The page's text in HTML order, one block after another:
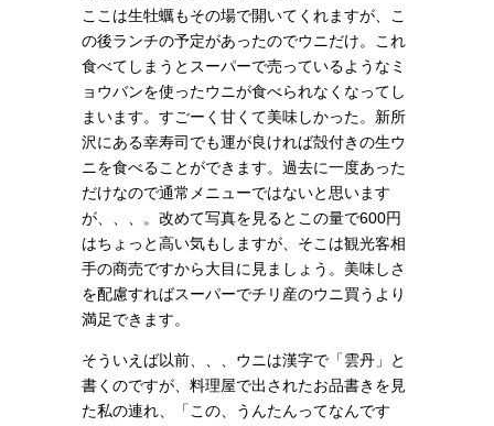
ここは生牡蠣もその場で開いてくれますが、こ
の後ランチの予定があったのでウニだけ。これ
食べてしまうとスーパーで売っているようなミ
ョウバンを使ったウニが食べられなくなってし
まいます。すごーく甘くて美味しかった。新所
沢にある幸寿司でも運が良ければ殻付きの生ウ
ニを食べることができます。過去に一度あった
だけなので通常メニューではないと思います
が、、、。改めて写真を見るとこの量で600円
はちょっと高い気もしますが、そこは観光客相
手の商売ですから大目に見ましょう。美味しさ
を配慮すればスーパーでチリ産のウニ買うより
満足できます。
そういえば以前、、、ウニは漢字で「雲丹」と
書くのですが、料理屋で出されたお品書きを見
た私の連れ、「この、うんたんってなんです